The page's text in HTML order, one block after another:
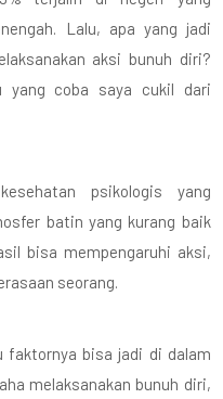
Lalu, apa yang jadi
aksi bunuh diri?
yang coba saya cukil dari
psikologis yang
batin yang kurang baik
bisa mempengaruhi aksi,
seorang.
faktornya bisa jadi di dalam
melaksanakan bunuh diri,